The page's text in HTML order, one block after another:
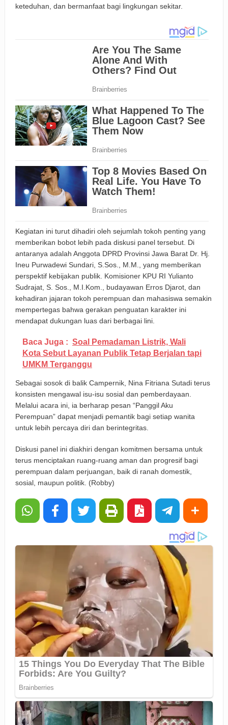
keteduhan, dan bermanfaat bagi lingkungan sekitar.
Kegiatan ini turut dihadiri oleh sejumlah tokoh penting yang
memberikan bobot lebih pada diskusi panel tersebut. Di
antaranya adalah Anggota DPRD Provinsi Jawa Barat Dr. Hj.
Ineu Purwadewi Sundari, S.Sos., M.M., yang memberikan
perspektif kebijakan publik. Komisioner KPU RI Yulianto
Sudrajat, S. Sos., M.I.Kom., budayawan Erros Djarot, dan
kehadiran jajaran tokoh perempuan dan mahasiswa semakin
mempertegas bahwa gerakan penguatan karakter ini
mendapat dukungan luas dari berbagai lini.
Baca Juga : Soal Pemadaman Listrik, Wali
Kota Sebut Layanan Publik Tetap Berjalan tapi
UMKM Terganggu
Sebagai sosok di balik Campernik, Nina Fitriana Sutadi terus
konsisten mengawal isu-isu sosial dan pemberdayaan.
Melalui acara ini, ia berharap pesan “Panggil Aku
Perempuan” dapat menjadi pemantik bagi setiap wanita
untuk lebih percaya diri dan berintegritas.
Diskusi panel ini diakhiri dengan komitmen bersama untuk
terus menciptakan ruang-ruang aman dan progresif bagi
perempuan dalam perjuangan, baik di ranah domestik,
sosial, maupun politik. (Robby)